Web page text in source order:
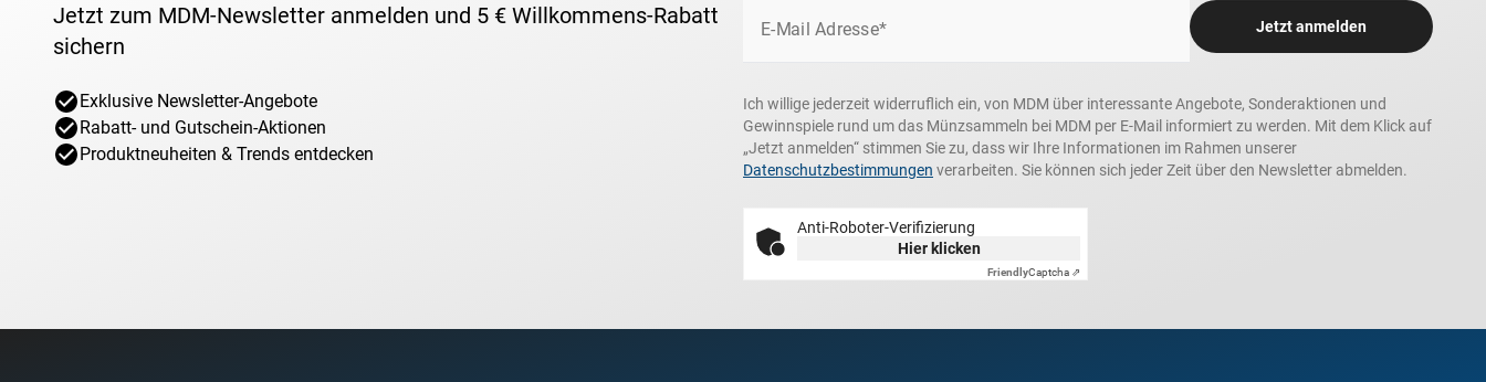
Jetzt zum MDM-Newsletter anmelden und 5 € Willkommens-Rabatt
sichern
Exklusive Newsletter-Angebote
Rabatt- und Gutschein-Aktionen
Produktneuheiten & Trends entdecken
E-Mail Adresse* Jetzt anmelden
Ich willige jederzeit widerruflich ein, von MDM über interessante Angebote, Sonderaktionen und
Gewinnspiele rund um das Münzsammeln bei MDM per E-Mail informiert zu werden. Mit dem Klick auf
„Jetzt anmelden“ stimmen Sie zu, dass wir Ihre Informationen im Rahmen unserer
Datenschutzbestimmungen verarbeiten. Sie können sich jeder Zeit über den Newsletter abmelden.
Anti-Roboter-Verifizierung
Hier klicken
FriendlyCaptcha ⇗